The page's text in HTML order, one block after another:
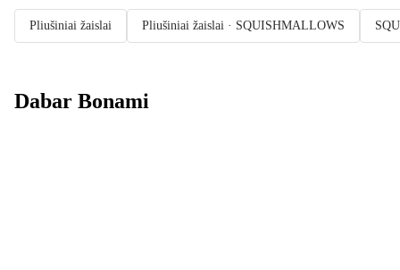
Pliušiniai žaislai Pliušiniai žaislai · SQUISHMALLOWS
Dabar Bonami